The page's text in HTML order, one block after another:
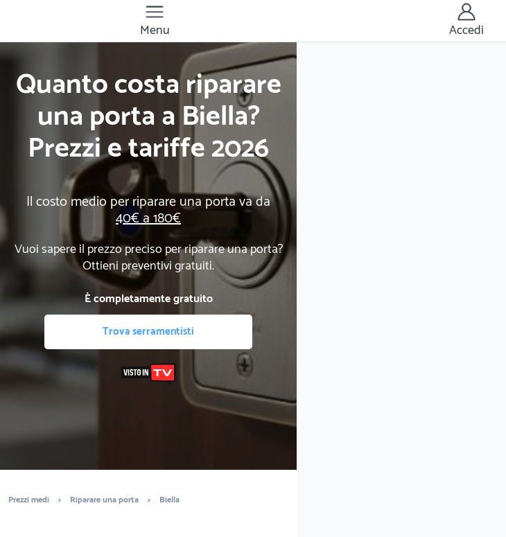
Quanto costa riparare
una porta a Biella?
Prezzi e tariffe 2026
Il costo medio per riparare una porta va da
40€ a 180€
Vuoi sapere il prezzo preciso per riparare una porta?
Ottieni preventivi gratuiti.
È completamente gratuito
Trova serramentisti
Prezzi medi > Riparare una porta > Biella
Menu Accedi